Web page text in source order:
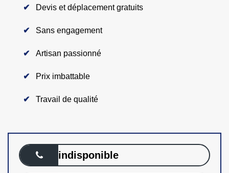
Devis et déplacement gratuits
Sans engagement
Artisan passionné
Prix imbattable
Travail de qualité
indisponible